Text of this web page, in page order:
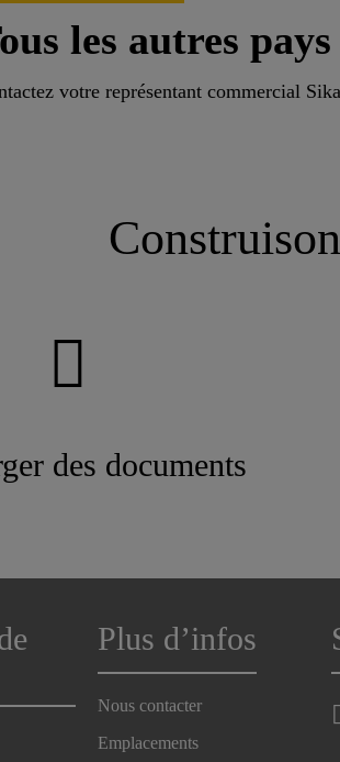
les autres pays
votre représentant commercial
des documents
Plus d’infos
Nous contacter
Emplacements